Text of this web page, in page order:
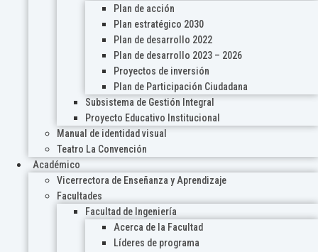
Plan de acción
Plan estratégico 2030
Plan de desarrollo 2022
Plan de desarrollo 2023 – 2026
Proyectos de inversión
Plan de Participación Ciudadana
Subsistema de Gestión Integral
Proyecto Educativo Institucional
Manual de identidad visual
Teatro La Convención
Académico
Vicerrectora de Enseñanza y Aprendizaje
Facultades
Facultad de Ingeniería
Acerca de la Facultad
Líderes de programa